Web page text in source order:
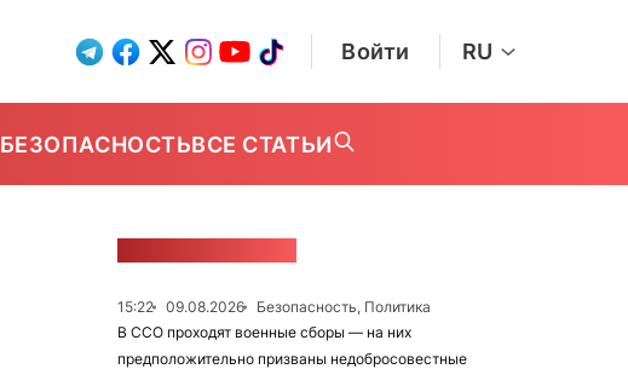
Войти RU
БЕЗОПАСНОСТЬВСЕ СТАТЬИ
15:22 09.08.2026
Безопасность, Политика
В ССО проходят военные сборы — на них
предположительно призваны недобросовестные